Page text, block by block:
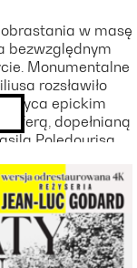
w masę
bezwzględnym
Monumentalne
rozsławiło
epickim
dopełnianą
Poledourisa.